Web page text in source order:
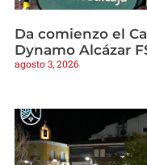
Da comienzo el
Dynamo Alcázar
agosto 3, 2026